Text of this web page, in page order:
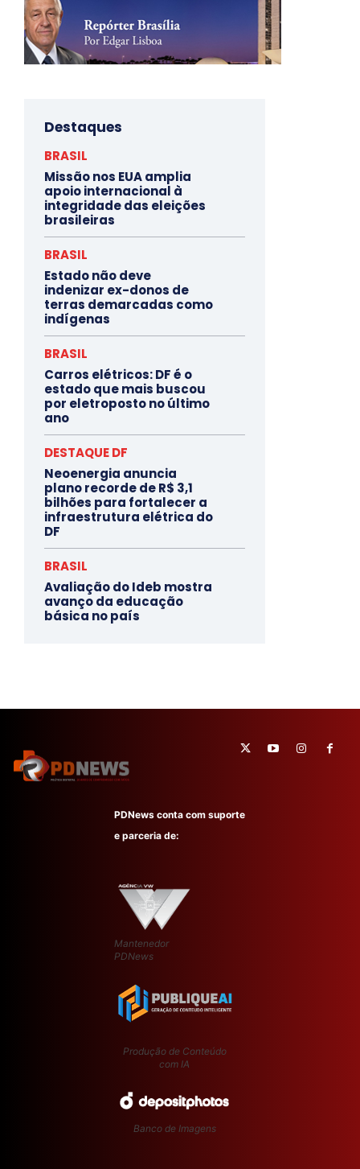
Destaques
BRASIL
Missão nos EUA amplia
apoio internacional à
integridade das eleições
brasileiras
BRASIL
Estado não deve
indenizar ex-donos de
terras demarcadas como
indígenas
BRASIL
Carros elétricos: DF é o
estado que mais buscou
por eletroposto no último
ano
DESTAQUE DF
Neoenergia anuncia
plano recorde de R$ 3,1
bilhões para fortalecer a
infraestrutura elétrica do
DF
BRASIL
Avaliação do Ideb mostra
avanço da educação
básica no país
PDNews conta com suporte
e parceria de:
Mantenedor
PDNews
Produção de Conteúdo
com IA
Banco de Imagens